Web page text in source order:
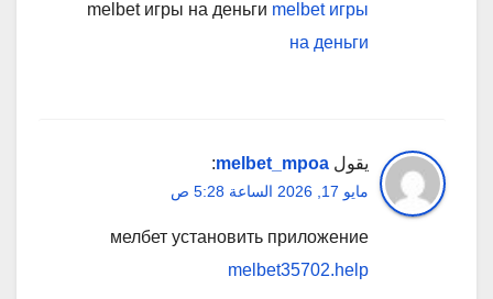
melbet игры на деньги melbet игры
на деньги
يقول melbet_mpoa
:
مايو 17, 2026 الساعة 5:28 ص
мелбет установить приложение
melbet35702.help